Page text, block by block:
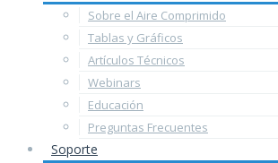
Sobre el Aire Comprimido
Tablas y Gráficos
Artículos Técnicos
Webinars
Educación
Preguntas Frecuentes
Soporte